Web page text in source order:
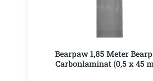
Bearpaw 1,85 Meter
Carbonlaminat (0,5 x 45